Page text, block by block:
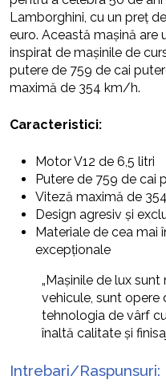
Lamborghini, cu un preț
euro. Această mașină are
inspirat de mașinile de
putere de 759 de cai
maximă de 354 km/h.
Caracteristici:
Motor V12 de 6,5 litri
Putere de 759 de cai
Viteză maximă de
Design agresiv și
Materiale de cea mai
excepționale
„Mașinile de lux
vehicule, sunt opere
tehnologia de vârf
înaltă calitate și
Intrebari/